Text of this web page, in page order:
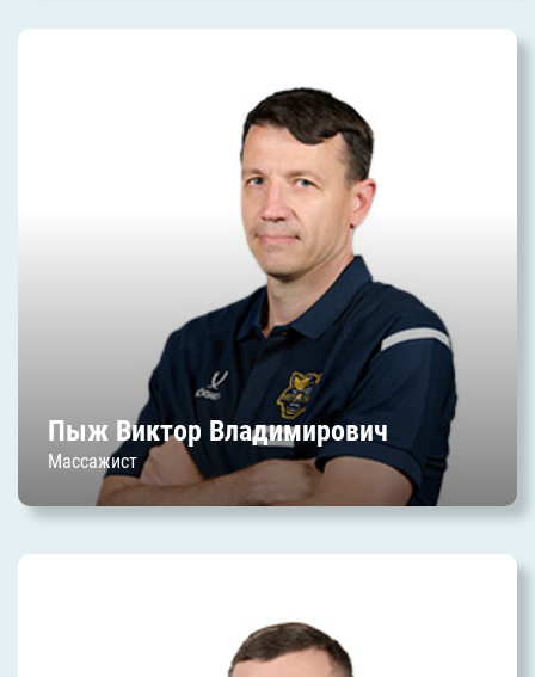
Пыж Виктор Владимирович
Массажист
Пыж Виктор Владимирович
Дата начала работы в клубе: июль 2025 г.
Кузьмин Егор